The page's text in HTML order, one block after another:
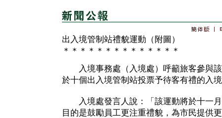
出入境管制站禮貌運動（附圖）
＊＊＊＊＊＊＊＊＊＊＊＊＊＊
入境事務處（入境處）呼籲旅客參與該
於十個出入境管制站投票予待客有禮的入
入境處發言人說：「該運動將於十一月
目的是鼓勵員工更注重禮貌，為市民提供